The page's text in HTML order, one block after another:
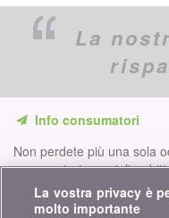
La
Info consumatori
Non perdete più una sola
comparatori, consigli e
prodotti di consumo e
La vostra privacy è
molto importante